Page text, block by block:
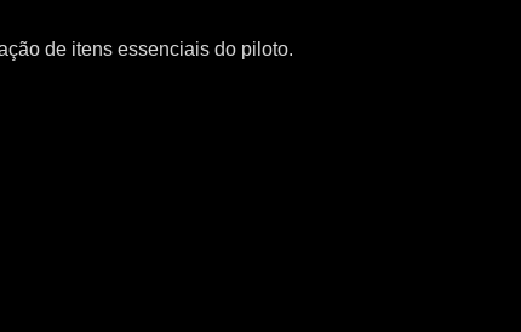
de itens essenciais do piloto.